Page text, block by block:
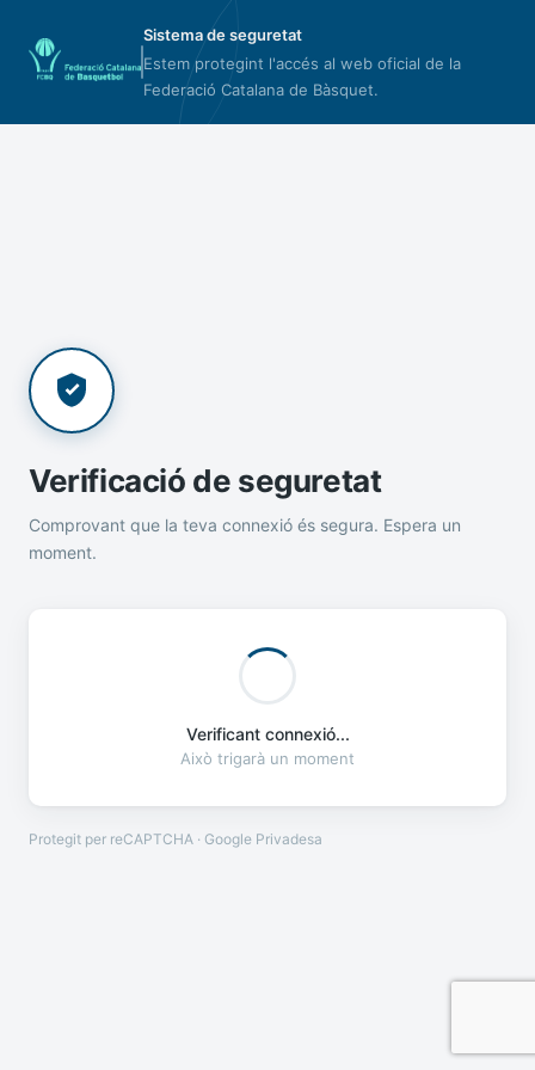
Sistema de seguretat
Estem protegint l'accés al web oficial de la
Federació Catalana de Bàsquet.
Verificació de seguretat
Comprovant que la teva connexió és segura. Espera un
moment.
Verificant connexió...
Això trigarà un moment
Protegit per reCAPTCHA · Google Privadesa